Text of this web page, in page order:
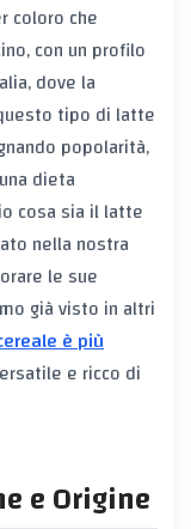
coloro che
con un profilo
dove la
tipo di latte
popolarità,
dieta
cosa sia il latte
nella nostra
le sue
già visto in altri
è più
e ricco di
e Origine